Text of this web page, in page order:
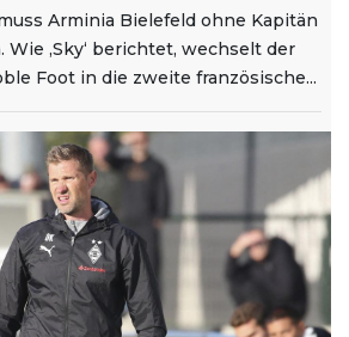
Arminia Bielefeld ohne Kapitän
Wie ‚Sky‘ berichtet, wechselt der
Foot in die zweite französische...